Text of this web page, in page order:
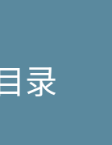
录